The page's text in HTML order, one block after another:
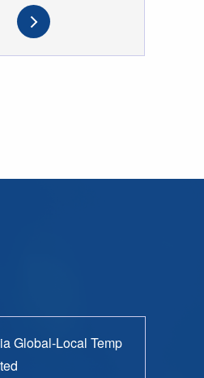
Global-Local Temp